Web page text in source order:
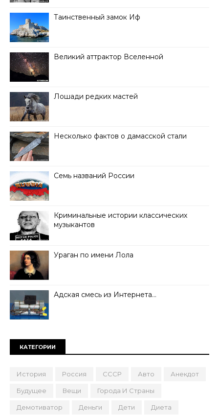
Таинственный замок Иф
Великий аттрактор Вселенной
Лошади редких мастей
Несколько фактов о дамасской стали
Семь названий России
Криминальные истории классических
музыкантов
Ураган по имени Лола
Адская смесь из Интернета…
КАТЕГОРИИ
История Россия СССР Авто Анекдот
Будущее Вещи Города И Страны
Демотиватор Деньги Дети Диета